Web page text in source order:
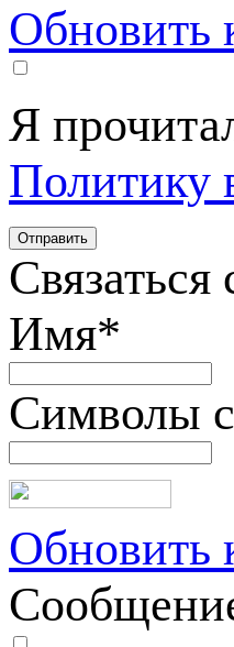
Обновить
Я
Политику
Связаться
Имя*
Символы
Обновить